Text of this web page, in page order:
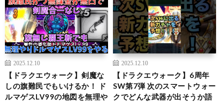
2025.12.10
【ドラクエウォーク】剣魔な
しの旗難民でもいけるか！ ド
ルマゲスLV99の地図を無理や
2025.12.10
【ドラクエウォーク】6周年
SW第7弾 次のスマートウォー
クでどんな武器が出そうか語